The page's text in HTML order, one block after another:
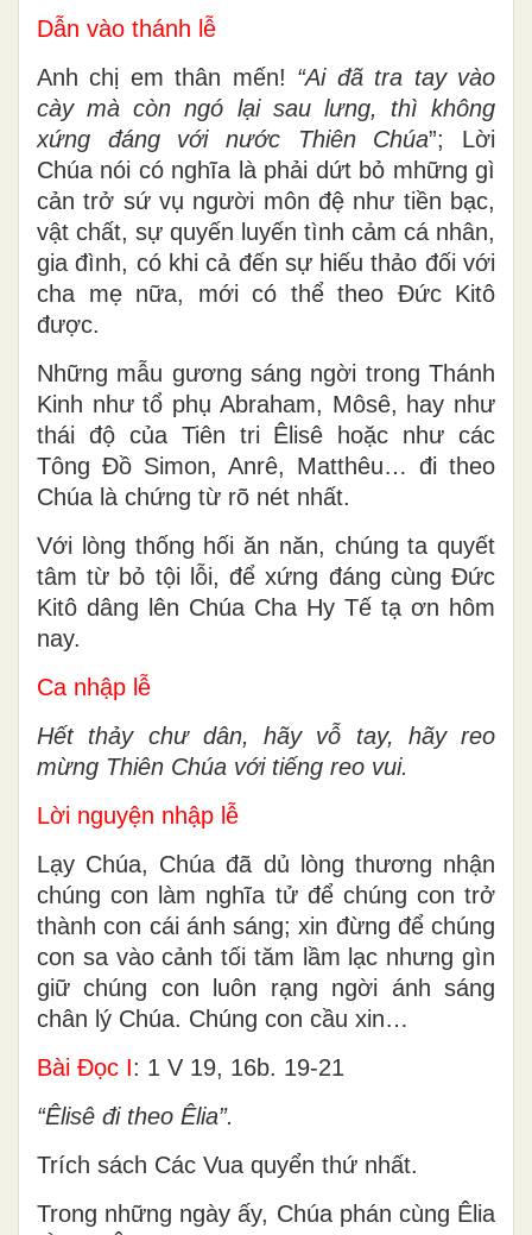
Dẫn vào thánh lễ
Anh chị em thân mến! “Ai đã tra tay vào
cày mà còn ngó lại sau lưng, thì không
xứng đáng với nước Thiên Chúa”; Lời
Chúa nói có nghĩa là phải dứt bỏ mhững gì
cản trở sứ vụ người môn đệ như tiền bạc,
vật chất, sự quyến luyến tình cảm cá nhân,
gia đình, có khi cả đến sự hiếu thảo đối với
cha mẹ nữa, mới có thể theo Đức Kitô
được.
Những mẫu gương sáng ngời trong Thánh
Kinh như tổ phụ Abraham, Môsê, hay như
thái độ của Tiên tri Êlisê hoặc như các
Tông Đồ Simon, Anrê, Matthêu… đi theo
Chúa là chứng từ rõ nét nhất.
Với lòng thống hối ăn năn, chúng ta quyết
tâm từ bỏ tội lỗi, để xứng đáng cùng Đức
Kitô dâng lên Chúa Cha Hy Tế tạ ơn hôm
nay.
Ca nhập lễ
Hết thảy chư dân, hãy vỗ tay, hãy reo
mừng Thiên Chúa với tiếng reo vui.
Lời nguyện nhập lễ
Lạy Chúa, Chúa đã dủ lòng thương nhận
chúng con làm nghĩa tử để chúng con trở
thành con cái ánh sáng; xin đừng để chúng
con sa vào cảnh tối tăm lầm lạc nhưng gìn
giữ chúng con luôn rạng ngời ánh sáng
chân lý Chúa. Chúng con cầu xin…
Bài Ðọc I: 1 V 19, 16b. 19-21
“Êlisê đi theo Êlia”.
Trích sách Các Vua quyển thứ nhất.
Trong những ngày ấy, Chúa phán cùng Êlia